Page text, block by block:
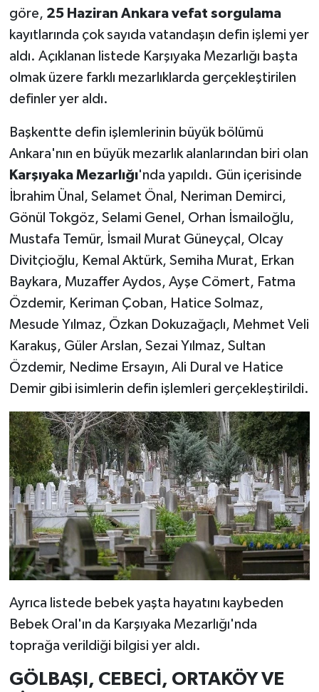
göre, 25 Haziran Ankara vefat sorgulama
kayıtlarında çok sayıda vatandaşın defin işlemi yer
aldı. Açıklanan listede Karşıyaka Mezarlığı başta
olmak üzere farklı mezarlıklarda gerçekleştirilen
definler yer aldı.
Başkentte defin işlemlerinin büyük bölümü
Ankara'nın en büyük mezarlık alanlarından biri olan
Karşıyaka Mezarlığı'nda yapıldı. Gün içerisinde
İbrahim Ünal, Selamet Önal, Neriman Demirci,
Gönül Tokgöz, Selami Genel, Orhan İsmailoğlu,
Mustafa Temür, İsmail Murat Güneyçal, Olcay
Divitçioğlu, Kemal Aktürk, Semiha Murat, Erkan
Baykara, Muzaffer Aydos, Ayşe Cömert, Fatma
Özdemir, Keriman Çoban, Hatice Solmaz,
Mesude Yılmaz, Özkan Dokuzağaçlı, Mehmet Veli
Karakuş, Güler Arslan, Sezai Yılmaz, Sultan
Özdemir, Nedime Ersayın, Ali Dural ve Hatice
Demir gibi isimlerin defin işlemleri gerçekleştirildi.
Ayrıca listede bebek yaşta hayatını kaybeden
Bebek Oral'ın da Karşıyaka Mezarlığı'nda
toprağa verildiği bilgisi yer aldı.
GÖLBAŞI, CEBECİ, ORTAKÖY VE